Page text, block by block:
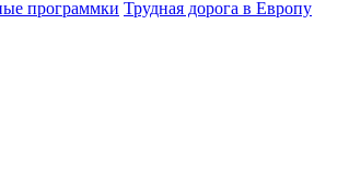
программки Трудная дорога в Европу